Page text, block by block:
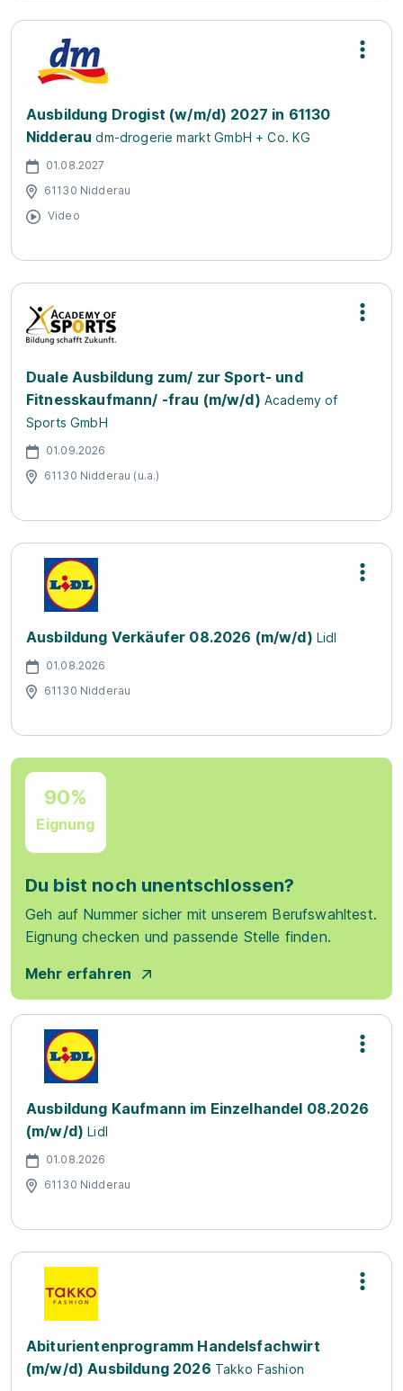
Ausbildung Drogist (w/m/d) 2027 in 61130
Nidderau dm-drogerie markt GmbH + Co. KG
01.08.2027
61130 Nidderau
Video
Duale Ausbildung zum/ zur Sport- und
Fitnesskaufmann/ -frau (m/w/d) Academy of
Sports GmbH
01.09.2026
61130 Nidderau (u.a.)
Ausbildung Verkäufer 08.2026 (m/w/d) Lidl
01.08.2026
61130 Nidderau
90%
Eignung
Du bist noch unentschlossen?
Geh auf Nummer sicher mit unserem Berufswahltest.
Eignung checken und passende Stelle finden.
Mehr erfahren
Ausbildung Kaufmann im Einzelhandel 08.2026
(m/w/d) Lidl
01.08.2026
61130 Nidderau
Abiturientenprogramm Handelsfachwirt
(m/w/d) Ausbildung 2026 Takko Fashion